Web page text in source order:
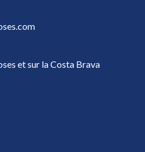
et sur la Costa Brava